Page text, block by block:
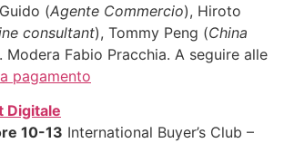
(Agente Commercio), Hiroto
consultant), Tommy Peng (China
Modera Fabio Pracchia. A seguire alle
pagamento
Digitale
10-13 International Buyer’s Club –